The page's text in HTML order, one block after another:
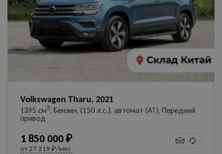
Volkswagen Tharu, 2021
1395 см3, Бензин, (150 л.с.), автомат (AT), Передний
привод
1 850 000 ₽
от 27 219 ₽/мес
УЗНАТЬ ЦЕНУ
Даю согласие на обработку
персональных данных